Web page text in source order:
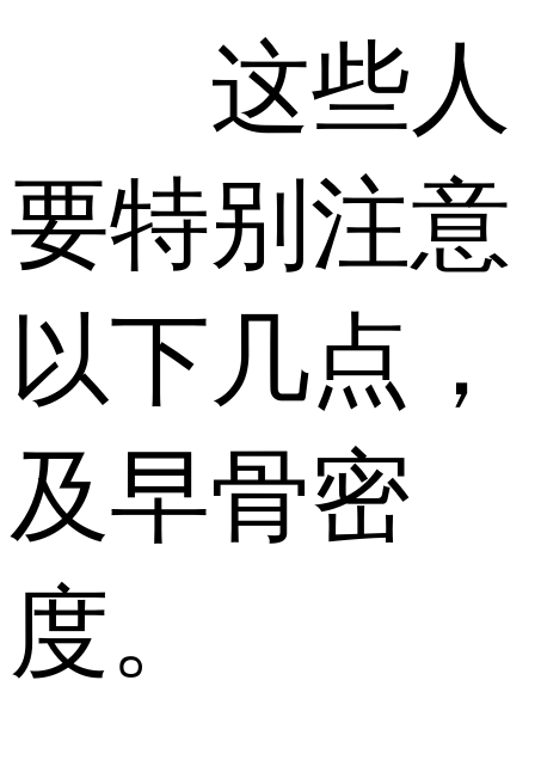
这些人
要特别注意
以下几点，
及早骨密
度。